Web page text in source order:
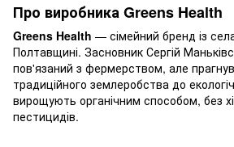
Про виробника Greens Health
Greens Health — сімейний бренд із
Полтавщині. Засновник Сергій
пов'язаний з фермерством, але прагнув
традиційного землеробства до
вирощують органічним способом, без
пестицидів.